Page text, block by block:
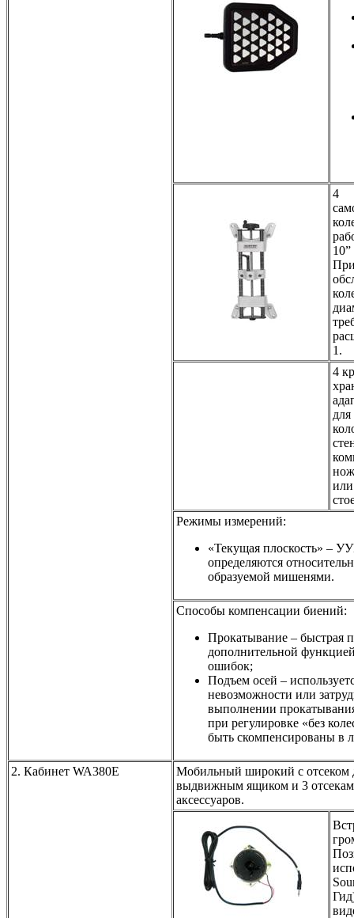
4
1.
4
Режимы измерений:
«Текущая плоскость» –
определяются
образуемой мишенями.
Способы компенсации биений:
Прокатывание – быстрая
дополнительной
ошибок;
Подъем осей –
невозможности или
выполнении
при регулировке «без
быть скомпенсированы в
2. Кабинет WA380E
Мобильный широкий с отсеком
выдвижным ящиком и 3
аксессуаров.